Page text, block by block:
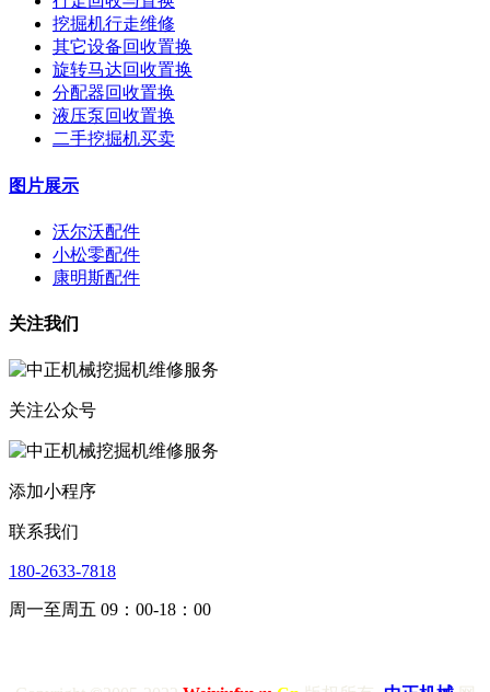
挖掘机行走维修
其它设备回收置换
旋转马达回收置换
分配器回收置换
液压泵回收置换
二手挖掘机买卖
图片展示
沃尔沃配件
小松零配件
康明斯配件
关注我们
关注公众号
添加小程序
联系我们
180-2633-7818
周一至周五 09：00-18：00